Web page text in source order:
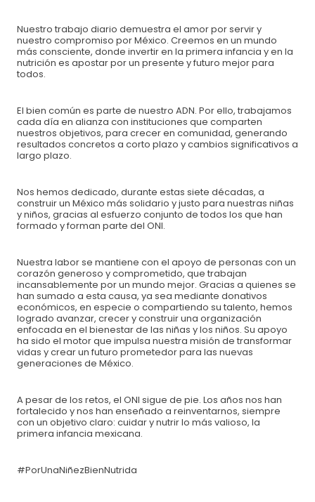
Formas de pago:
Transferencia o depósito bancario
Organismo de Nutrición Infantil, A.C.
No de cuenta:0171197509
CLABE:
Descubre otras maneras de apoyar a la niñez
Solicita tu factura al correodonativos@oni.org.mxo comunícate al
33 3345 3180
Nuestro trabajo diario demuestra el amor por servir y
nuestro compromiso por México. Creemos en un mundo
más consciente, donde invertir en la primera infancia y en la
nutrición es apostar por un presente y futuro mejor para
todos.
El bien común es parte de nuestro ADN. Por ello, trabajamos
cada día en alianza con instituciones que comparten
nuestros objetivos, para crecer en comunidad, generando
resultados concretos a corto plazo y cambios significativos a
largo plazo.
Nos hemos dedicado, durante estas siete décadas, a
construir un México más solidario y justo para nuestras niñas
y niños, gracias al esfuerzo conjunto de todos los que han
formado y forman parte del ONI.
Nuestra labor se mantiene con el apoyo de personas con un
corazón generoso y comprometido, que trabajan
incansablemente por un mundo mejor. Gracias a quienes se
han sumado a esta causa, ya sea mediante donativos
económicos, en especie o compartiendo su talento, hemos
logrado avanzar, crecer y construir una organización
enfocada en el bienestar de las niñas y los niños. Su apoyo
ha sido el motor que impulsa nuestra misión de transformar
vidas y crear un futuro prometedor para las nuevas
generaciones de México.
A pesar de los retos, el ONI sigue de pie. Los años nos han
fortalecido y nos han enseñado a reinventarnos, siempre
con un objetivo claro: cuidar y nutrir lo más valioso, la
primera infancia mexicana.
#PorUnaNiñezBienNutrida